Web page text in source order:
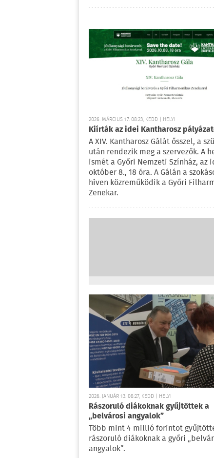
2026. MÁRCIUS 17. 08:23, KEDD | HELYI
Kiírták az idei Kantharosz
A XIV. Kantharosz Gálát ősszel, a
után rendezik meg a szervezők. A
ismét a Győri Nemzeti Színház, az
október 8., 18 óra. A Gálán a
híven közreműködik a Győri
Zenekar.
2026. JANUÁR 13. 08:27, KEDD | HELYI
Rászoruló diákoknak gyűjtöttek a
„belvárosi angyalok”
Több mint 4 millió forintot
rászoruló diákoknak a győri
angyalok”.